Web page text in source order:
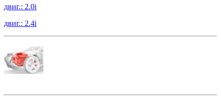
двиг.: 2.0i
двиг.: 2.4i